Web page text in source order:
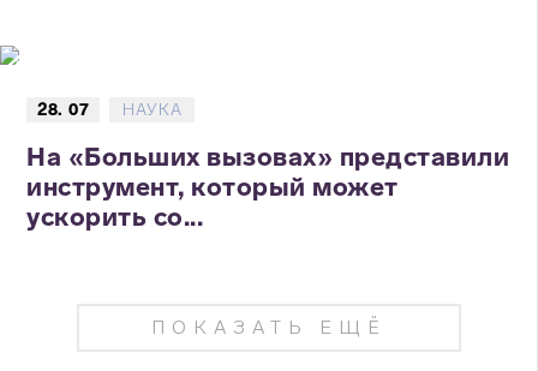
28. 07 НАУКА
На «Больших вызовах» представили
инструмент, который может
ускорить со...
ПОКАЗАТЬ ЕЩЁ